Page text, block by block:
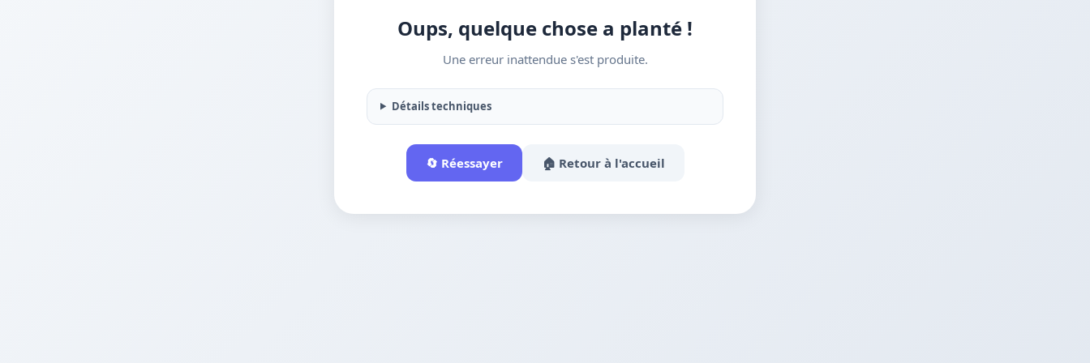
Oups, quelque chose a planté !
Une erreur inattendue s'est produite.
Détails techniques
🔄 Réessayer 🏠 Retour à l'accueil